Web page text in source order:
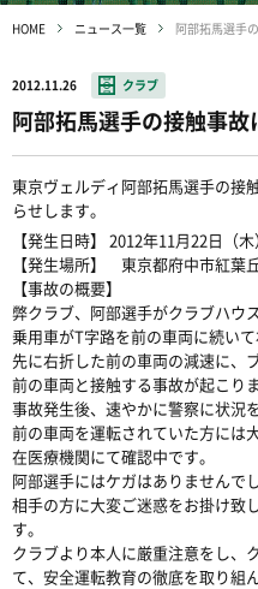
HOME ニュース一覧
2012.11.26 クラブ
阿部拓馬選手の接触事故
東京ヴェルディ阿部拓馬選手の接
らせします。
【発生日時】 2012年11月22日（
【発生場所】 東京都府中市紅葉
【事故の概要】
弊クラブ、阿部選手がクラブハウ
乗用車がT字路を前の車両に続いて
先に右折した前の車両の減速に、
前の車両と接触する事故が起こり
事故発生後、速やかに警察に状況
前の車両を運転されていた方には
在医療機関にて確認中です。
阿部選手にはケガはありませんでし
相手の方に大変ご迷惑をお掛け致
す。
クラブより本人に厳重注意をし、
て、安全運転教育の徹底を取り組